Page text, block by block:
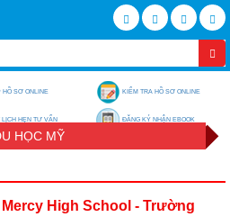
HỒ SƠ ONLINE KIỂM TRA HỒ SƠ ONLINE
LỊCH HẸN TƯ VẤN ĐĂNG KÝ NHẬN EBOOK
HỌC MỸ
High School - Trường